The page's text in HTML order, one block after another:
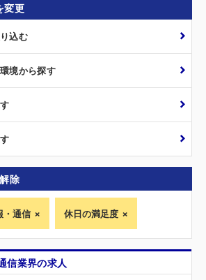
変更
込む
境から探す
除
・通信 休日の満足度
信業界の求人